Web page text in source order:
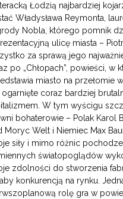
Łodzią najbardziej
Władysława Reymonta,
Nobla, którego pomnik
ulicę miasta –
za sprawą jego
po „Chłopach”, powieści, w
miasto na przełomie
ogarnięte coraz bardziej
W tym wyścigu
bohaterowie – Polak Karol
Moryc Welt i Niemiec Max
siły i mimo różnic
światopoglądów
zdolności do stworzenia
konkurencją na rynku.
rolę gra w